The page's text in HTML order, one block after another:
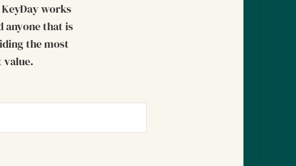
works
anyone that is
the most
value.